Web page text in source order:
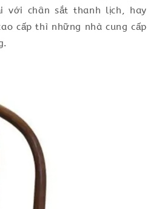
với chân sắt thanh lịch, hay
cấp thì những nhà cung cấp